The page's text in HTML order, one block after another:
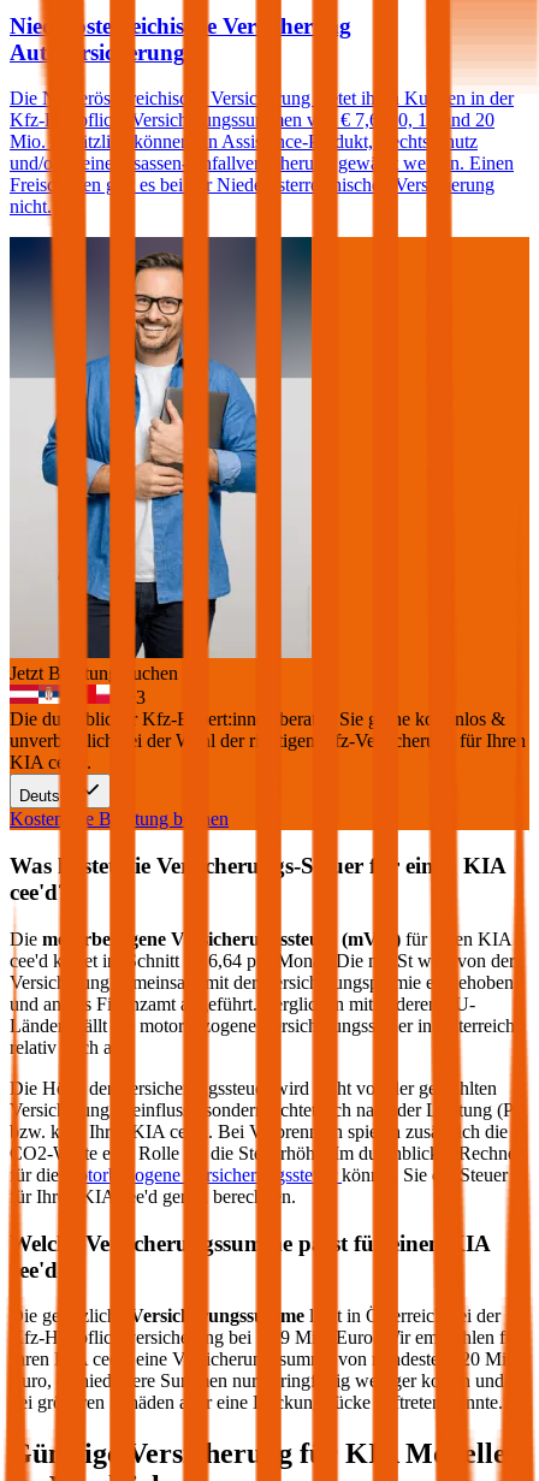
Niederösterreichische Versicherung
Autoversicherung
Die Niederösterreichische Versicherung bietet ihren Kunden in der
Kfz-Haftpflicht Versicherungssummen von € 7,6, 10, 15 und 20
Mio. Zusätzlich können ein Assistance-Produkt, Rechtsschutz
und/oder eine Insassen-Unfallversicherung gewählt werden. Einen
Freischaden gibt es bei der Niederösterreichischen Versicherung
nicht.
Jetzt Beratung buchen
+3
Die durchblicker Kfz-Expert:innen beraten Sie gerne kostenlos &
unverbindlich bei der Wahl der richtigen Kfz-Versicherung für Ihren
KIA cee'd .
Deutsch
Kostenlose Beratung buchen
Was kostet die Versicherungs-Steuer für einen KIA
cee'd?
Die motorbezogene Versicherungssteuer (mVSt) für einen KIA
cee'd kostet im Schnitt € 26,64 pro Monat. Die mVSt wird von der
Versicherung gemeinsam mit der Versicherungsprämie eingehoben
und an das Finanzamt abgeführt. Verglichen mit anderen EU-
Ländern fällt die motorbezogene Versicherungssteuer in Österreich
relativ hoch aus.
Die Höhe der Versicherungssteuer wird nicht von der gewählten
Versicherung beeinflusst, sondern richtet sich nach der Leistung (PS
bzw. kW) Ihres
KIA cee'd . Bei Verbrennern spielen zusätzlich die
CO2-Werte eine Rolle für die Steuerhöhe. Im durchblicker Rechner
für die
motorbezogene Versicherungssteuer können Sie die Steuer
für Ihren
KIA cee'd genau berechnen.
Welche Versicherungssumme passt für einen
KIA
cee'd
Die gesetzliche Versicherungssumme liegt in Österreich bei der
Kfz-Haftpflichtversicherung bei 7,79 Mio. Euro. Wir empfehlen für
Ihren KIA cee'd
eine Versicherungssumme von mindestens 20 Mio.
Euro, da niedrigere Summen nur geringfügig weniger kosten und
bei größeren Schäden aber eine Deckungslücke auftreten könnte.
Günstige Versicherung für KIAModelle